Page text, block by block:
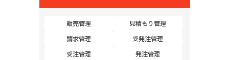
販売管理
見積もり管理
請求管理
受発注管理
受注管理
発注管理